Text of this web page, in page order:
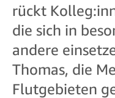
rückt
die sich in
andere
Thomas, die
Flutgebieten